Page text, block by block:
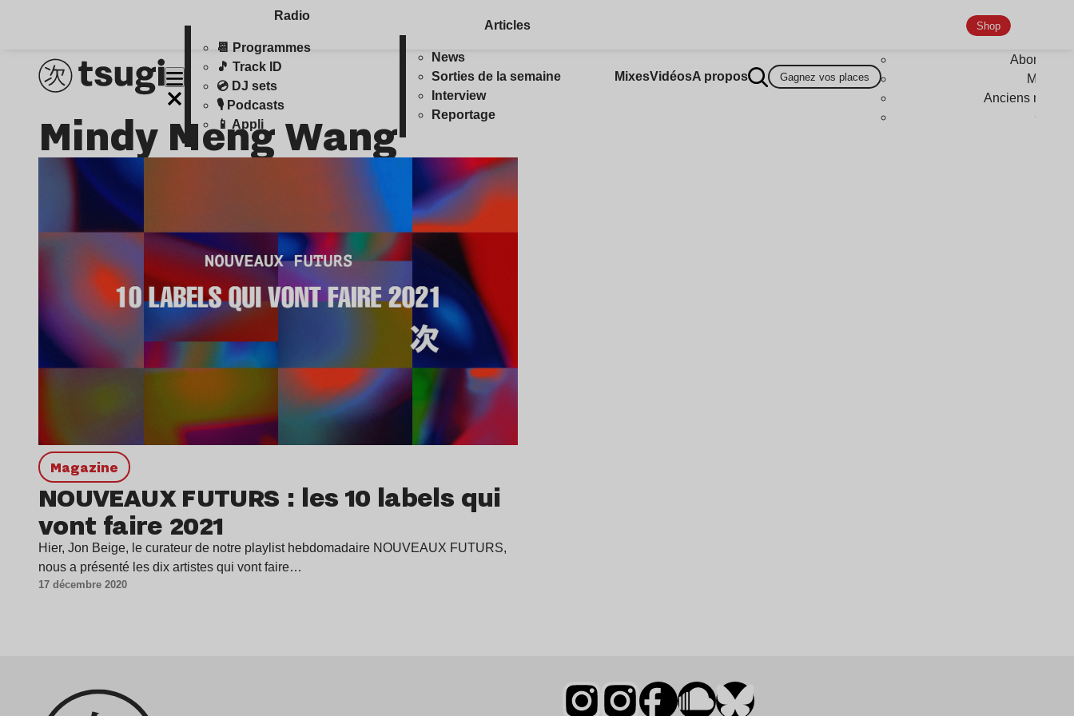
Radio
📆 Programmes
🎵 Track ID
💿 DJ sets
🎙️ Podcasts
📱 Appli
Articles
News
Sorties de la semaine
Interview
Reportage
MixesVidéosA propos Gagnez vos places
Shop
Anciens
Mindy Meng Wang
magazine
NOUVEAUX FUTURS : les 10 labels qui
vont faire 2021
Hier, Jon Beige, le curateur de notre playlist hebdomadaire NOUVEAUX FUTURS,
nous a présenté les dix artistes qui vont faire…
17 décembre 2020